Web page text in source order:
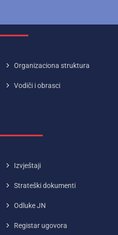
Organizaciona struktura
Vodiči i obrasci
Izvještaji
Strateški dokumenti
Odluke JN
Registar ugovora